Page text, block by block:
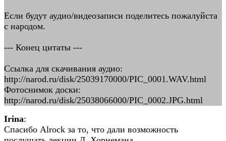
Если будут аудио/видеозаписи поделитесь пожалуйста
с народом.
--- Конец цитаты ---
Ссылка для скачивания аудио:
http://narod.ru/disk/25039170000/PIC_0001.WAV.html
Фотоснимок доски:
http://narod.ru/disk/25038066000/PIC_0002.JPG.html
Irina:
Спасибо Аlrock за то, что дали возможность